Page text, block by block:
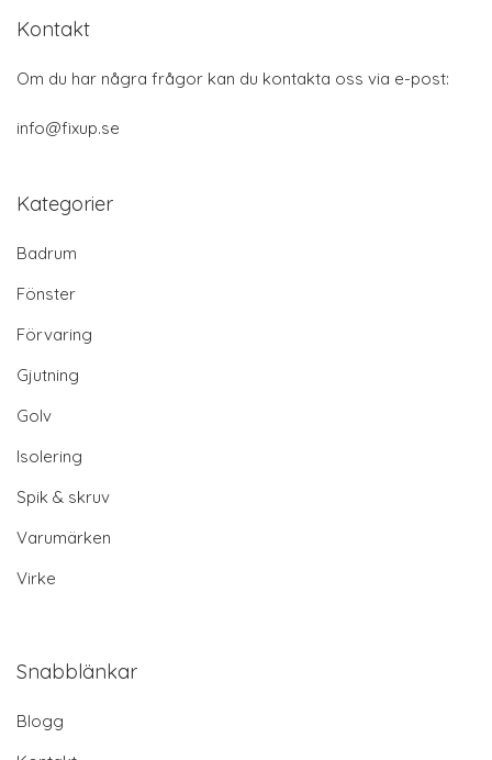
Kontakt
Om du har några frågor kan du kontakta oss via e-post:
info@fixup.se
Kategorier
Badrum
Fönster
Förvaring
Gjutning
Golv
Isolering
Spik & skruv
Varumärken
Virke
Snabblänkar
Blogg